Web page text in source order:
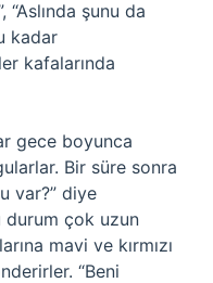
şunu da
kadar
kafalarında
gece boyunca
Bir süre sonra
var?” diye
durum çok uzun
mavi ve kırmızı
“Beni